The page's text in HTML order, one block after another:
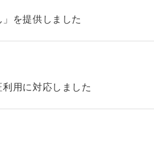
を提供しました
用に対応しました